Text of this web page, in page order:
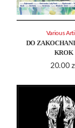
DO
KROK
20.00
Various